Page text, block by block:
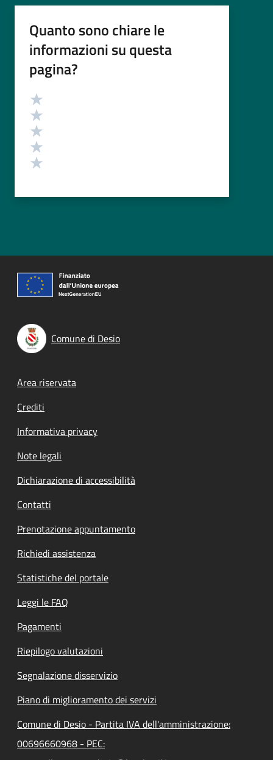
Quanto sono chiare le
informazioni su questa
pagina?
Valutazione
Comune di Desio
Footer menu
Area riservata
Crediti
Informativa privacy
Note legali
Dichiarazione di accessibilità
Contatti
Prenotazione appuntamento
Richiedi assistenza
Statistiche del portale
Leggi le FAQ
Pagamenti
Riepilogo valutazioni
Segnalazione disservizio
Piano di miglioramento dei servizi
Comune di Desio - Partita IVA dell'amministrazione:
00696660968 - PEC: